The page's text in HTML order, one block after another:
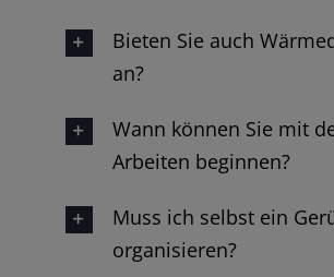
Bieten Sie auch
an?
Wann können Sie mit
Arbeiten beginnen?
Muss ich selbst ein
organisieren?